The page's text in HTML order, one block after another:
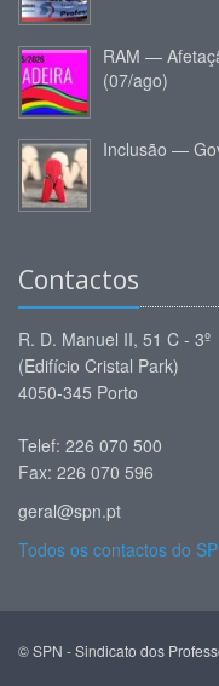
RAM —
(07/ago)
Inclusão —
Contactos
R. D. Manuel II, 51 C - 3º
(Edifício Cristal Park)
4050-345 Porto
Telef: 226 070 500
Fax: 226 070 596
geral@spn.pt
Todos os contactos do
© SPN - Sindicato dos